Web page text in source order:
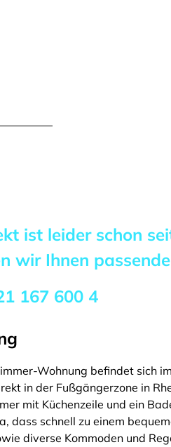
ist leider schon
wir Ihnen
167 600 4
Wohnung befindet sich
in der Fußgängerzone in
mit Küchenzeile und ein
dass schnell zu einem
diverse Kommoden und